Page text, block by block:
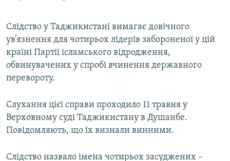
Усі сайти RFE/RL
Слідство у Таджикистані вимагає довічного
ув’язнення для чотирьох лідерів забороненої у цій
країні Партії ісламського відродження,
обвинувачених у спробі вчинення державного
перевороту.
Слухання цієї справи проходило 11 травня у
Верховному суді Таджикистану в Душанбе.
Повідомляють, що їх визнали винними.
Слідство назвало імена чотирьох засуджених –